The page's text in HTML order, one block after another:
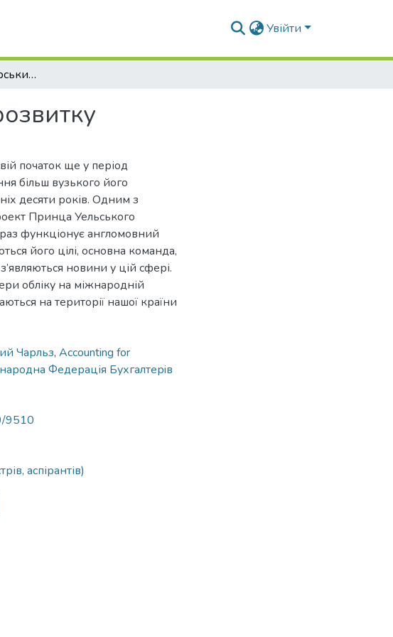
Увійти
Сучасний бухгалтерський облік сталого розвитку
початок ще у період
більш вузького його
десяти років. Одним з
Принца Уельського
функціонує англомовний
його цілі, основна команда,
новини у цій сфері.
обліку на міжнародній
на території нашої країни
Чарльз, Accounting for
Федерація Бухгалтерiв
9510
аспірантів)